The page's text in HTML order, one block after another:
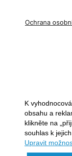
Ochrana
K
obsahu a
klikněte na
souhlas k
Upravit